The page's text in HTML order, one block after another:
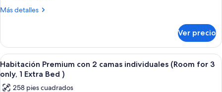
Only,
+
Extra
Bed)
Más detalles
Más
(for
Only,
Superior
Twin
+
Ver precio
Abrir
todas
las
Habitación de hotel con dos camas,
7
Habitación Premium con 2 camas individuales (Room for 3
only, 1 Extra Bed )
258 pies cuadrados